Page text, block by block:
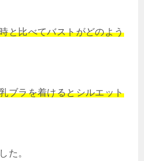
と比べてバストがどのよう
ブラを着けるとシルエット
た。